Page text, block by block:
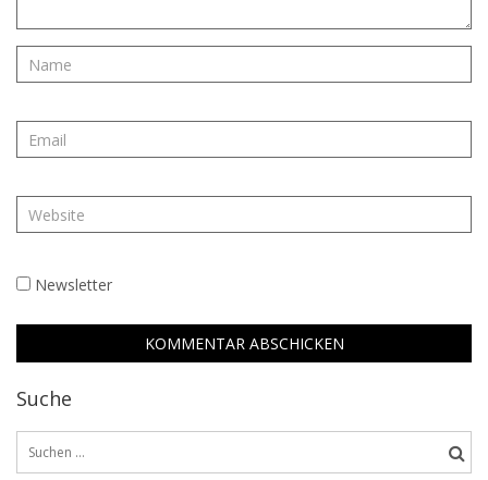
Newsletter
Suche
Suchen